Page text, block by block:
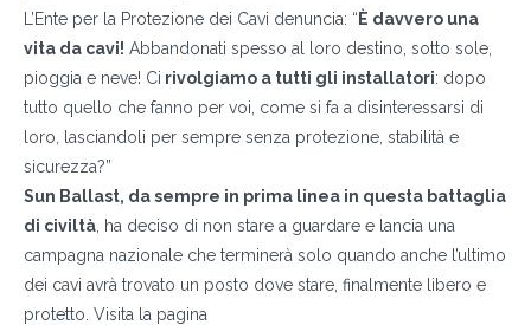
L’Ente per la Protezione dei Cavi denuncia: “ È davvero una
vita da cavi! Abbandonati spesso al loro destino, sotto sole,
pioggia e neve! Ci rivolgiamo a tutti gli installatori: dopo
tutto quello che fanno per voi, come si fa a disinteressarsi di
loro, lasciandoli per sempre senza protezione, stabilità e
sicurezza?”
Sun Ballast, da sempre in prima linea in questa battaglia
di civiltà , ha deciso di non stare a guardare e lancia una
campagna nazionale che terminerà solo quando anche l’ultimo
dei cavi avrà trovato un posto dove stare, finalmente libero e
protetto. Visita la pagina